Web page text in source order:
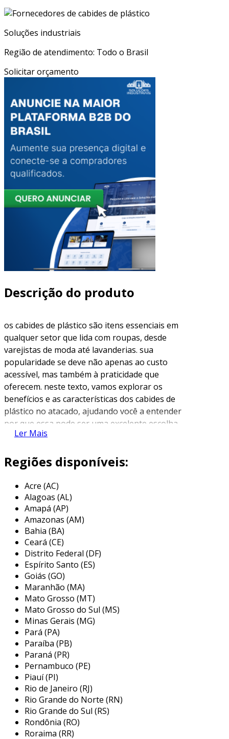
Soluções industriais
Região de atendimento: Todo o Brasil
Solicitar orçamento
Descrição do produto
os cabides de plástico são itens essenciais em
qualquer setor que lida com roupas, desde
varejistas de moda até lavanderias. sua
popularidade se deve não apenas ao custo
acessível, mas também à praticidade que
oferecem. neste texto, vamos explorar os
benefícios e as características dos cabides de
plástico no atacado, ajudando você a entender
por que essa pode ser uma excelente escolha
para o seu negócio.
vantagens dos cabides de plástico
vantagens que os tornam uma escolha
preferencial. entre os principais benefícios,
destacam-se:
custo-benefício
são muito mais acessíveis em comparação
com opções de madeira ou metal. isso
ajuda a manter os custos operacionais
mais baixos.
leveza e durabilidade
plástico resistente, esses cabides são
leves, mas ainda assim suportam bem o
peso das roupas.
variedade de estilos
em várias cores e formatos, permitindo
que você escolha o que melhor combina
com a identidade da sua marca.
empilháveis: sua estrutura facilita o
armazenamento, já que podem ser
empilhados, economizando espaço.
Ler Mais
Regiões disponíveis:
Acre (AC)
Alagoas (AL)
Amapá (AP)
Amazonas (AM)
Bahia (BA)
Ceará (CE)
Distrito Federal (DF)
Espírito Santo (ES)
Goiás (GO)
Maranhão (MA)
Mato Grosso (MT)
Mato Grosso do Sul (MS)
Minas Gerais (MG)
Pará (PA)
Paraíba (PB)
Paraná (PR)
Pernambuco (PE)
Piauí (PI)
Rio de Janeiro (RJ)
Rio Grande do Norte (RN)
Rio Grande do Sul (RS)
Rondônia (RO)
Roraima (RR)